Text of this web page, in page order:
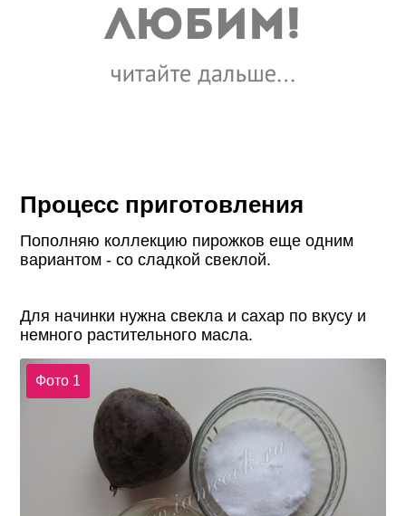
Процесс приготовления
Пополняю коллекцию пирожков еще одним
вариантом - со сладкой свеклой.
Для начинки нужна свекла и сахар по вкусу и
немного растительного масла.
Фото 1